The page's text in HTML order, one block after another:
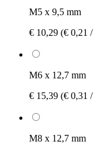
M5 x 9,5 mm
€ 10,29 (€ 0,21 /
M6 x 12,7 mm
€ 15,39 (€ 0,31 /
M8 x 12,7 mm